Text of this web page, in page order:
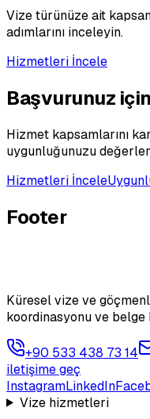
Vize türünüze ait
adımlarını inceleyin.
Hizmetleri İncele
Başvurunuz
Hizmet kapsamlarını
uygunluğunuzu
Hizmetleri İncele
Footer
Küresel vize ve
koordinasyonu ve belge
+90 533 438 73 14
iletişime geç
InstagramLinkedIn
Vize hizmetleri